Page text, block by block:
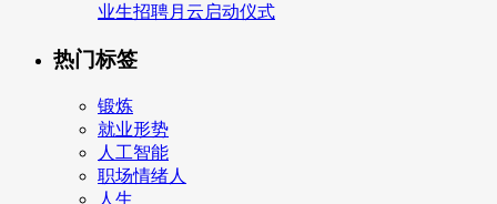
业生招聘月云启动仪式
热门标签
锻炼
就业形势
人工智能
职场情绪人
人生